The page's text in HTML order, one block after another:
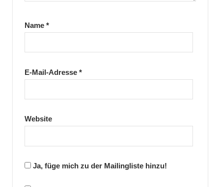
Name *
E-Mail-Adresse *
Website
Ja, füge mich zu der Mailingliste hinzu!